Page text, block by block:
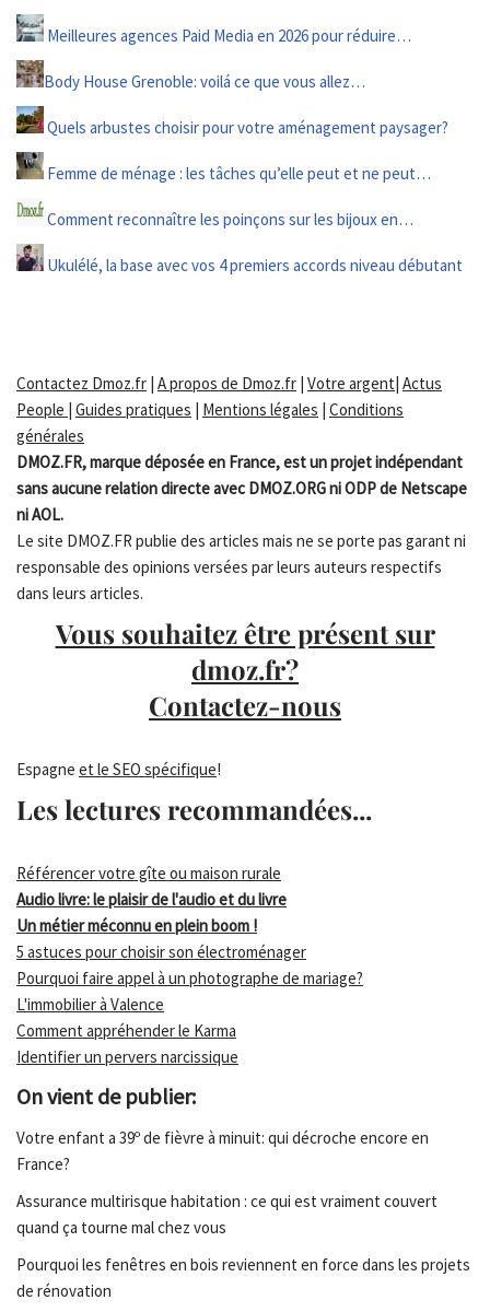
Meilleures agences Paid Media en 2026 pour réduire…
Body House Grenoble: voilá ce que vous allez…
Quels arbustes choisir pour votre aménagement paysager?
Femme de ménage : les tâches qu’elle peut et ne peut…
Comment reconnaître les poinçons sur les bijoux en…
Ukulélé, la base avec vos 4 premiers accords niveau débutant
Contactez Dmoz.fr | A propos de Dmoz.fr | Votre argent| Actus
People | Guides pratiques | Mentions légales | Conditions
générales
DMOZ.FR, marque déposée en France, est un projet indépendant
sans aucune relation directe avec DMOZ.ORG ni ODP de Netscape
ni AOL.
Le site DMOZ.FR publie des articles mais ne se porte pas garant ni
responsable des opinions versées par leurs auteurs respectifs
dans leurs articles.
Vous souhaitez être présent sur
dmoz.fr?
Contactez-nous
Espagne et le SEO spécifique!
Les lectures recommandées...
Référencer votre gîte ou maison rurale
Audio livre: le plaisir de l'audio et du livre
Un métier méconnu en plein boom !
5 astuces pour choisir son électroménager
Pourquoi faire appel à un photographe de mariage?
L'immobilier à Valence
Comment appréhender le Karma
Identifier un pervers narcissique
On vient de publier:
Votre enfant a 39º de fièvre à minuit: qui décroche encore en
France?
Assurance multirisque habitation : ce qui est vraiment couvert
quand ça tourne mal chez vous
Pourquoi les fenêtres en bois reviennent en force dans les projets
de rénovation